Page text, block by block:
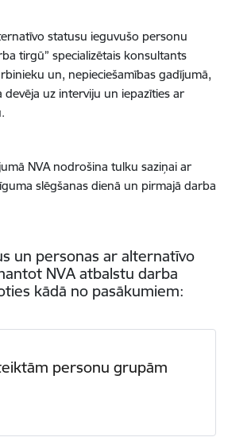
statusu ieguvušo personu
tirgū” specializētais konsultants
un, nepieciešamības gadījumā,
uz interviju un iepazīties ar
NVA nodrošina tulku saziņai ar
slēgšanas dienā un pirmajā darba
un personas ar alternatīvo
NVA atbalstu darba
kādā no pasākumiem:
personu grupām